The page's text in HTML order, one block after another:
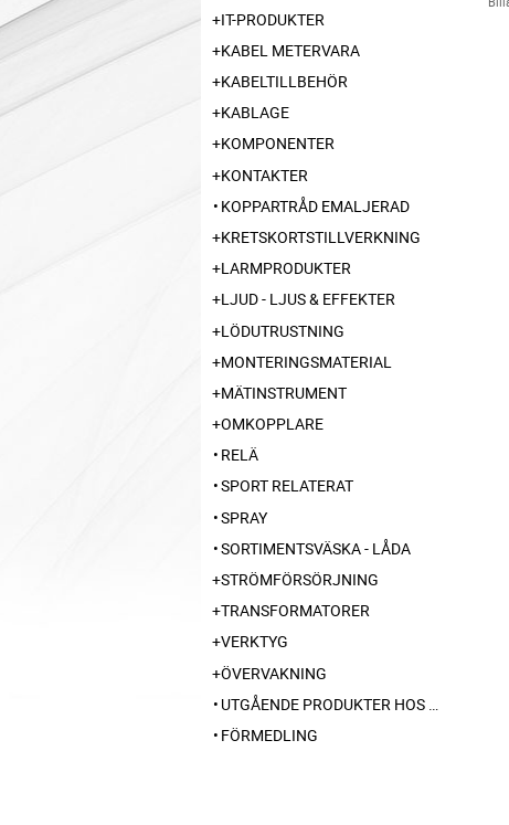
IT-PRODUKTER
KABEL METERVARA
KABELTILLBEHÖR
KABLAGE
KOMPONENTER
KONTAKTER
KOPPARTRÅD EMALJERAD
KRETSKORTSTILLVERKNING
LARMPRODUKTER
LJUD - LJUS & EFFEKTER
LÖDUTRUSTNING
MONTERINGSMATERIAL
MÄTINSTRUMENT
OMKOPPLARE
RELÄ
SPORT RELATERAT
SPRAY
SORTIMENTSVÄSKA - LÅDA
STRÖMFÖRSÖRJNING
TRANSFORMATORER
VERKTYG
ÖVERVAKNING
UTGÅENDE PRODUKTER HOS LEVERANTÖR
FÖRMEDLING